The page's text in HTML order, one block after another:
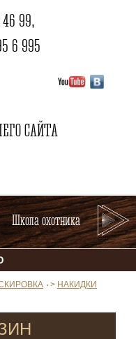
99,
6 995
САЙТА
Школа охотника
> НАКИДКИ